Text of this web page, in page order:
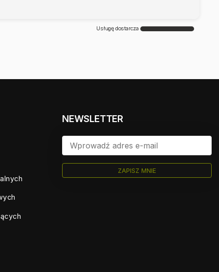
Usługę dostarcza
NEWSLETTER
ZAPISZ MNIE